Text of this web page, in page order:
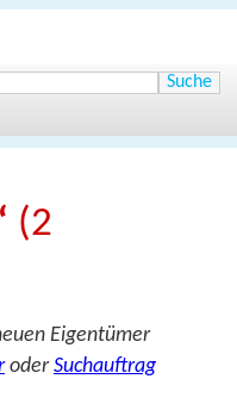
(2
Eigentümer
oderSuchauftrag